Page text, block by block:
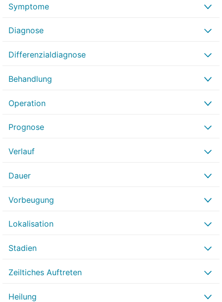
Symptome
Diagnose
Differenzialdiagnose
Behandlung
Operation
Prognose
Verlauf
Dauer
Vorbeugung
Lokalisation
Stadien
Zeiltiches Auftreten
Heilung